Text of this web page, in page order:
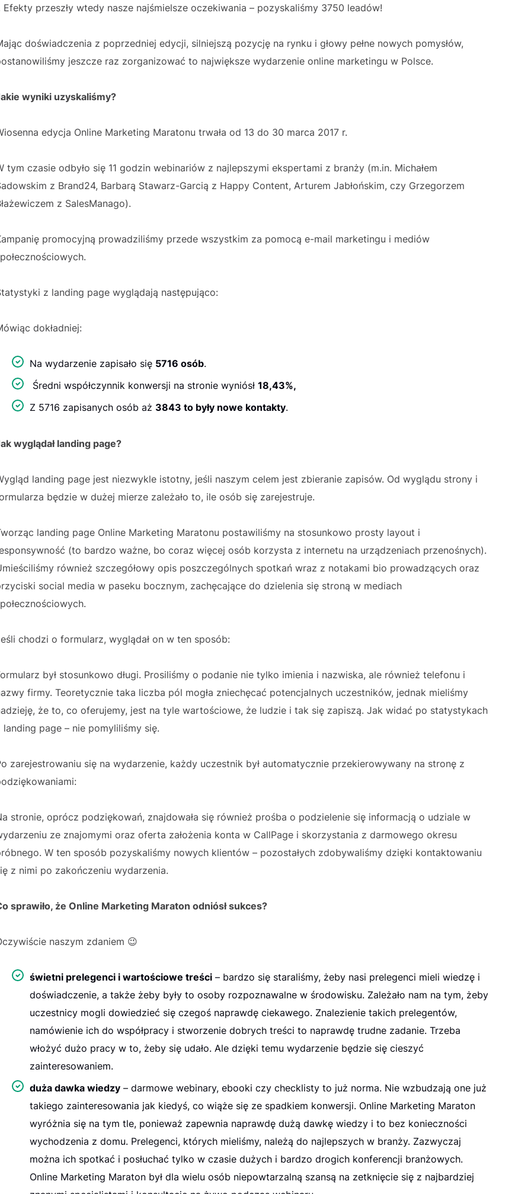
Efekty przeszły wtedy nasze najśmielsze oczekiwania – pozyskaliśmy 3750 leadów!
doświadczenia z poprzedniej edycji, silniejszą pozycję na rynku i głowy pełne nowych pomysłów,
jeszcze raz zorganizować to największe wydarzenie online marketingu w Polsce.
wyniki uzyskaliśmy?
edycja Online Marketing Maratonu trwała od 13 do 30 marca 2017 r.
tym czasie odbyło się 11 godzin webinariów z najlepszymi ekspertami z branży (m.in. Michałem
z Brand24, Barbarą Stawarz-Garcią z Happy Content, Arturem Jabłońskim, czy Grzegorzem
z SalesManago).
promocyjną prowadziliśmy przede wszystkim za pomocą e-mail marketingu i mediów
z landing page wyglądają następująco:
dokładniej:
Na wydarzenie zapisało się 5716 osób.
Średni współczynnik konwersji na stronie wyniósł 18,43%,
Z 5716 zapisanych osób aż 3843 to były nowe kontakty.
wyglądał landing page?
landing page jest niezwykle istotny, jeśli naszym celem jest zbieranie zapisów. Od wyglądu strony i
będzie w dużej mierze zależało to, ile osób się zarejestruje.
landing page Online Marketing Maratonu postawiliśmy na stosunkowo prosty layout i
(to bardzo ważne, bo coraz więcej osób korzysta z internetu na urządzeniach przenośnych).
również szczegółowy opis poszczególnych spotkań wraz z notakami bio prowadzących oraz
social media w paseku bocznym, zachęcające do dzielenia się stroną w mediach
chodzi o formularz, wyglądał on w ten sposób:
był stosunkowo długi. Prosiliśmy o podanie nie tylko imienia i nazwiska, ale również telefonu i
firmy. Teoretycznie taka liczba pól mogła zniechęcać potencjalnych uczestników, jednak mieliśmy
że to, co oferujemy, jest na tyle wartościowe, że ludzie i tak się zapiszą. Jak widać po statystykach
landing page – nie pomyliliśmy się.
zarejestrowaniu się na wydarzenie, każdy uczestnik był automatycznie przekierowywany na stronę z
stronie, oprócz podziękowań, znajdowała się również prośba o podzielenie się informacją o udziale w
ze znajomymi oraz oferta założenia konta w CallPage i skorzystania z darmowego okresu
W ten sposób pozyskaliśmy nowych klientów – pozostałych zdobywaliśmy dzięki kontaktowaniu
z nimi po zakończeniu wydarzenia.
sprawiło, że Online Marketing Maraton odniósł sukces?
naszym zdaniem 😉
świetni prelegenci i wartościowe treści – bardzo się staraliśmy, żeby nasi prelegenci mieli wiedzę i
doświadczenie, a także żeby były to osoby rozpoznawalne w środowisku. Zależało nam na tym, żeby
uczestnicy mogli dowiedzieć się czegoś naprawdę ciekawego. Znalezienie takich prelegentów,
namówienie ich do współpracy i stworzenie dobrych treści to naprawdę trudne zadanie. Trzeba
włożyć dużo pracy w to, żeby się udało. Ale dzięki temu wydarzenie będzie się cieszyć
zainteresowaniem.
duża dawka wiedzy – darmowe webinary, ebooki czy checklisty to już norma. Nie wzbudzają one już
takiego zainteresowania jak kiedyś, co wiąże się ze spadkiem konwersji. Online Marketing Maraton
wyróżnia się na tym tle, ponieważ zapewnia naprawdę dużą dawkę wiedzy i to bez konieczności
wychodzenia z domu. Prelegenci, których mieliśmy, należą do najlepszych w branży. Zazwyczaj
można ich spotkać i posłuchać tylko w czasie dużych i bardzo drogich konferencji branżowych.
Online Marketing Maraton był dla wielu osób niepowtarzalną szansą na zetknięcie się z najbardziej